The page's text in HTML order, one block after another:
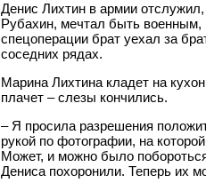
Денис Лихтин в армии
Рубахин, мечтал быть
спецоперации брат уехал за
соседних рядах.
Марина Лихтина кладет на
плачет – слезы кончились.
– Я просила разрешения
рукой по фотографии, на
Может, и можно было
Дениса похоронили. Теперь их